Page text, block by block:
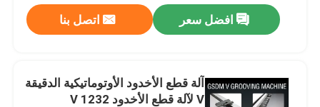
افضل سعر اتصل بنا
آلة قطع الأخدود الأوتوماتيكية الدقيقة
V لآلة قطع الأخدود V 1232